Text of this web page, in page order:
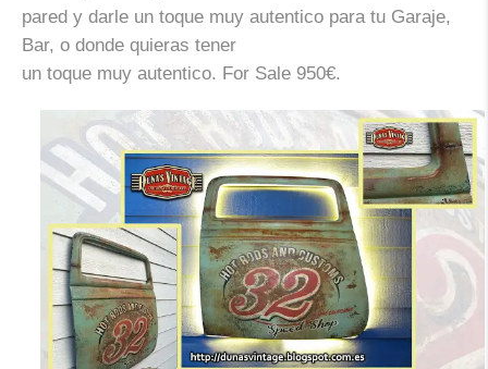
pared y darle un toque muy autentico para tu Garaje,
Bar, o donde quieras tener
un toque muy autentico. For Sale 950€.